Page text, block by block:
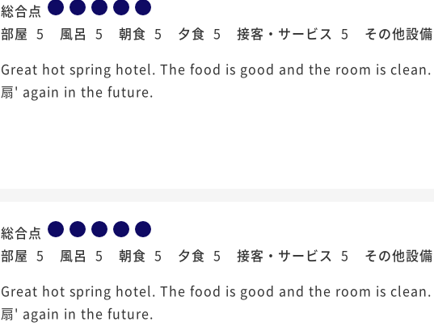
総合点
部屋 5 風呂 5 朝食 5 夕食 5 接客・サービス 5 その他設備
Great hot spring hotel. The food is good and the room is
扇' again in the future.
総合点
部屋 5 風呂 5 朝食 5 夕食 5 接客・サービス 5 その他設備
Great hot spring hotel. The food is good and the room is
扇' again in the future.